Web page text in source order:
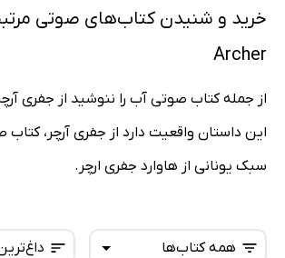
Archer
از جمله کتاب صوتی آب را ننوشید از جفری
این داستان واقعیت دارد از جفری آرچر، کتاب
سبک یونانی از هاوارد جفری ارچر.
همه کتاب‌ها